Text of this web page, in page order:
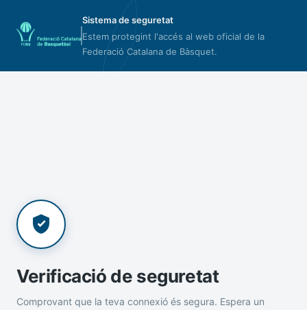
Sistema de seguretat
Estem protegint l'accés al web oficial de la
Federació Catalana de Bàsquet.
Verificació de seguretat
Comprovant que la teva connexió és segura. Espera un